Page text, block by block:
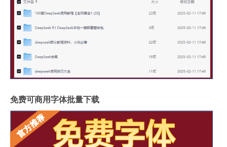
免费可商用字体批量下载